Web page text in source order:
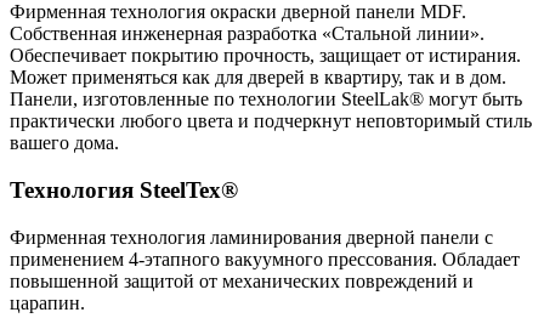
Фирменная технология окраски дверной панели MDF.
Собственная инженерная разработка «Стальной линии».
Обеспечивает покрытию прочность, защищает от истирания.
Может применяться как для дверей в квартиру, так и в дом.
Панели, изготовленные по технологии SteelLak® могут быть
практически любого цвета и подчеркнут неповторимый стиль
вашего дома.
Технология SteelTex®
Фирменная технология ламинирования дверной панели с
применением 4-этапного вакуумного прессования. Обладает
повышенной защитой от механических повреждений и
царапин.